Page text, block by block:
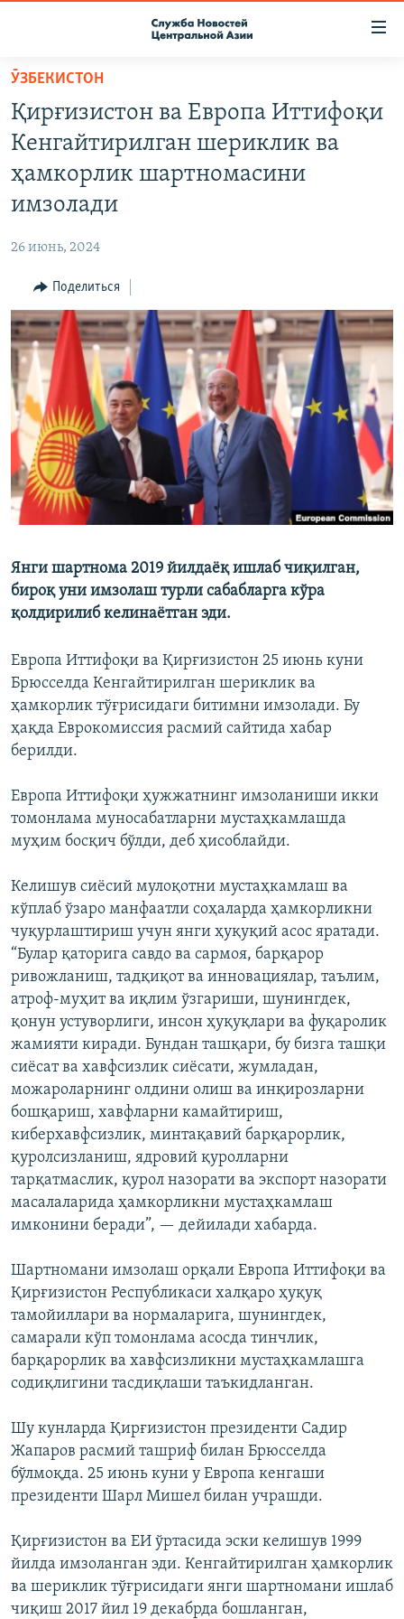
Вернуться
основному
содержанию
главной
Вернутся
поиску
ПОДПИСКА
МИГРАНТ МЕДИА
ӮЗБЕКИСТОН
Қирғизистон ва Европа Иттифоқи
Кенгайтирилган шериклик ва
ҳамкорлик шартномасини
имзолади
26 июнь, 2024
Поделиться
Янги шартнома 2019 йилдаёқ ишлаб чиқилган,
бироқ уни имзолаш турли сабабларга кўра
қолдирилиб келинаётган эди.
Европа Иттифоқи ва Қирғизистон 25 июнь куни
Брюсселда Кенгайтирилган шериклик ва
ҳамкорлик тўғрисидаги битимни имзолади. Бу
ҳақда Еврокомиссия расмий сайтида хабар
берилди.
Европа Иттифоқи ҳужжатнинг имзоланиши икки
томонлама муносабатларни мустаҳкамлашда
муҳим босқич бўлди, деб ҳисоблайди.
Келишув сиёсий мулоқотни мустаҳкамлаш ва
кўплаб ўзаро манфаатли соҳаларда ҳамкорликни
чуқурлаштириш учун янги ҳуқуқий асос яратади.
“Булар қаторига савдо ва сармоя, барқарор
ривожланиш, тадқиқот ва инновациялар, таълим,
атроф-муҳит ва иқлим ўзгариши, шунингдек,
қонун устуворлиги, инсон ҳуқуқлари ва фуқаролик
жамияти киради. Бундан ташқари, бу бизга ташқи
сиёсат ва хавфсизлик сиёсати, жумладан,
можароларнинг олдини олиш ва инқирозларни
бошқариш, хавфларни камайтириш,
киберхавфсизлик, минтақавий барқарорлик,
қуролсизланиш, ядровий қуролларни
тарқатмаслик, қурол назорати ва экспорт назорати
масалаларида ҳамкорликни мустаҳкамлаш
имконини беради”, — дейилади хабарда.
Шартномани имзолаш орқали Европа Иттифоқи ва
Қирғизистон Республикаси халқаро ҳуқуқ
тамойиллари ва нормаларига, шунингдек,
самарали кўп томонлама асосда тинчлик,
барқарорлик ва хавфсизликни мустаҳкамлашга
содиқлигини тасдиқлаши таъкидланган.
Шу кунларда Қирғизистон президенти Садир
Жапаров расмий ташриф билан Брюсселда
бўлмоқда. 25 июнь куни у Европа кенгаши
президенти Шарл Мишел билан учрашди.
Қирғизистон ва ЕИ ўртасида эски келишув 1999
йилда имзоланган эди. Кенгайтирилган ҳамкорлик
ва шериклик тўғрисидаги янги шартномани ишлаб
чиқиш 2017 йил 19 декабрда бошланган,